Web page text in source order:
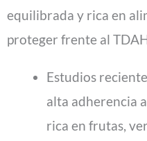
equilibrada y rica en
proteger frente al
Estudios
alta adherencia
rica en frutas,